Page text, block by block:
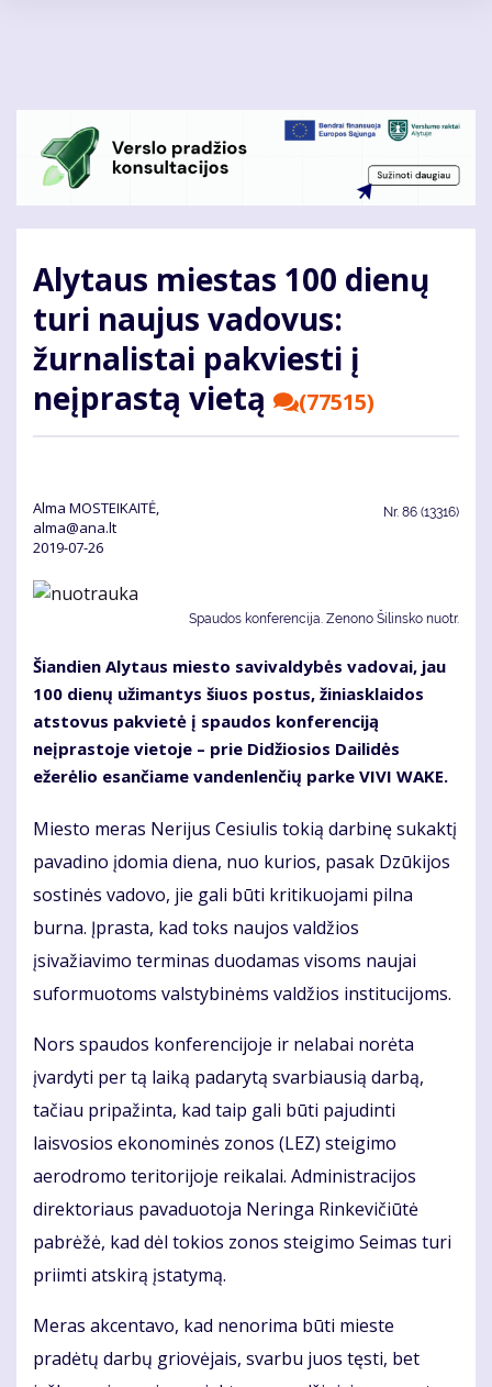
Alytaus miestas 100 dienų
turi naujus vadovus:
žurnalistai pakviesti į
neįprastą vietą
(77515)
Alma MOSTEIKAITĖ,
alma@ana.lt
2019-07-26
Nr. 86 (13316)
Spaudos konferencija. Zenono Šilinsko nuotr.
Šiandien Alytaus miesto savivaldybės vadovai, jau
100 dienų užimantys šiuos postus, žiniasklaidos
atstovus pakvietė į spaudos konferenciją
neįprastoje vietoje – prie Didžiosios Dailidės
ežerėlio esančiame vandenlenčių parke VIVI WAKE.
Miesto meras Nerijus Cesiulis tokią darbinę sukaktį
pavadino įdomia diena, nuo kurios, pasak Dzūkijos
sostinės vadovo, jie gali būti kritikuojami pilna
burna. Įprasta, kad toks naujos valdžios
įsivažiavimo terminas duodamas visoms naujai
suformuotoms valstybinėms valdžios institucijoms.
Nors spaudos konferencijoje ir nelabai norėta
įvardyti per tą laiką padarytą svarbiausią darbą,
tačiau pripažinta, kad taip gali būti pajudinti
laisvosios ekonominės zonos (LEZ) steigimo
aerodromo teritorijoje reikalai. Administracijos
direktoriaus pavaduotoja Neringa Rinkevičiūtė
pabrėžė, kad dėl tokios zonos steigimo Seimas turi
priimti atskirą įstatymą.
Meras akcentavo, kad nenorima būti mieste
pradėtų darbų griovėjais, svarbu juos tęsti, bet